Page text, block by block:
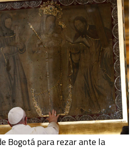
Bogotá para rezar ante la